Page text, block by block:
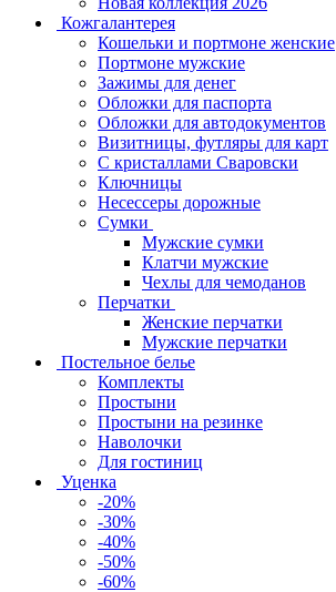
Кожгалантерея
Кошельки и портмоне женские
Портмоне мужские
Зажимы для денег
Обложки для паспорта
Обложки для автодокументов
Визитницы, футляры для карт
C кристаллами Сваровски
Ключницы
Несессеры дорожные
Сумки
Мужские сумки
Клатчи мужские
Чехлы для чемоданов
Перчатки
Женские перчатки
Мужские перчатки
Постельное белье
Комплекты
Простыни
Простыни на резинке
Наволочки
Для гостиниц
Уценка
-20%
-30%
-40%
-50%
-60%